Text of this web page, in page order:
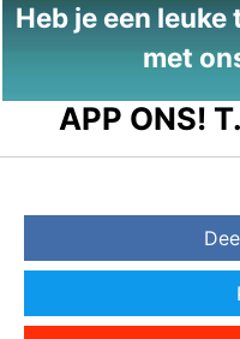
Heb je een
met
APP ONS! T.